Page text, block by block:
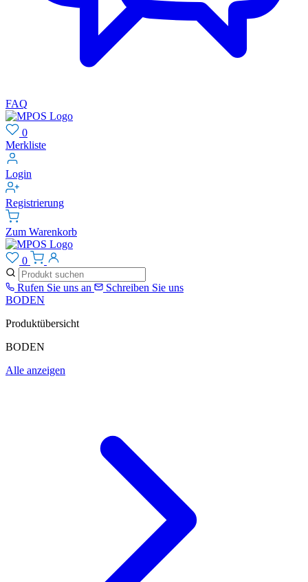
FAQ
0
Merkliste
Login
Registrierung
Zum Warenkorb
0
Rufen Sie uns an
Schreiben Sie uns
BODEN
Produktübersicht
BODEN
Alle anzeigen